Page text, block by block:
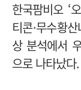
한국팜비오 ‘
티콘·무수황
상 분석에서
으로 나타났다.